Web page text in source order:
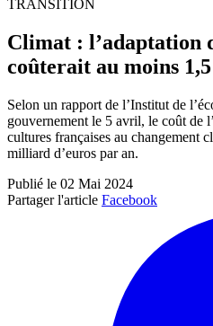
TRANSITION
Climat : l’adaptation
coûterait au moins
Selon un rapport de l’Institut de
gouvernement le 5 avril, le coût de
cultures françaises au changement
milliard d’euros par an.
Publié le 02 Mai 2024
Partager l'article Facebook